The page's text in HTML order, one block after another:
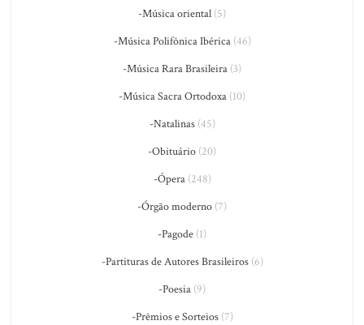
-Música oriental (5)
-Música Polifônica Ibérica(46)
-Música Rara Brasileira (3)
-Música Sacra Ortodoxa (10)
-Natalinas(45)
-Obituário (20)
-Ópera(248)
-Órgão moderno (7)
-Pagode (1)
-Partituras de Autores Brasileiros(6)
-Poesia (9)
-Prêmios e Sorteios(7)